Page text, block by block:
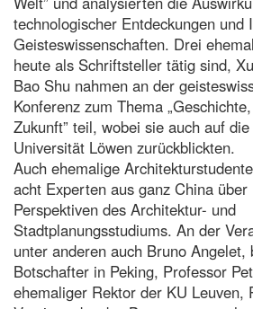
technologischer Entdeckungen und
Geisteswissenschaften. Drei
heute als Schriftsteller tätig sind,
Bao Shu nahmen an der
Konferenz zum Thema
Zukunft” teil, wobei sie auch auf
Universität Löwen zurückblickten.
Auch ehemalige
acht Experten aus ganz China über
Perspektiven des Architektur- und
Stadtplanungsstudiums. An der
unter anderen auch Bruno Angelet,
Botschafter in Peking, Professor
ehemaliger Rektor der KU Leuven,